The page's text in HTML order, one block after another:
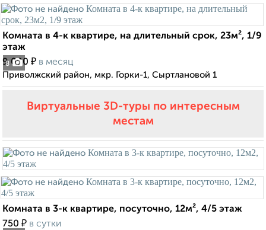
8
Комната в 4-к квартире, на длительный срок, 23м², 1/9
этаж
9 000 ₽ в месяц
Приволжский район, мкр. Горки-1, Сыртлановой 1
Виртуальные 3D-туры по интересным
местам
Комната в 3-к квартире, посуточно, 12м², 4/5 этаж
750 ₽ в сутки